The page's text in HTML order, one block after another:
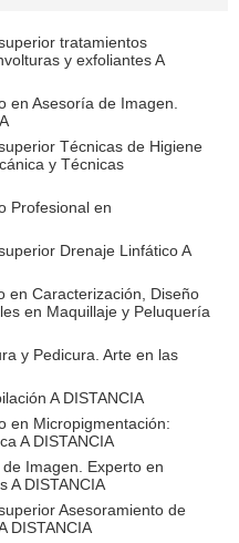
tratamientos
y exfoliantes A
en Asesoría de Imagen.
Técnicas de Higiene
y Técnicas
Profesional en
Drenaje Linfático A
en Caracterización, Diseño
en Maquillaje y Peluquería
y Pedicura. Arte en las
A DISTANCIA
en Micropigmentación:
A DISTANCIA
Imagen. Experto en
A DISTANCIA
Asesoramiento de
DISTANCIA